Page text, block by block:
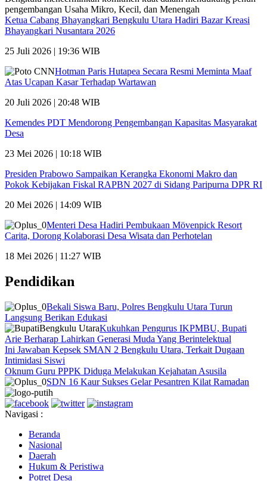
Ketua Cabang Bhayangkari Bengkulu Utara Hadiri Bazar Kreasi
Bhayangkari Nusantara 2026
25 Juli 2026 | 19:36 WIB
Hotman Paris Hutapea Secara Resmi Meminta Maaf
Atas Ucapan Kasar Terhadap Wartawan
20 Juli 2026 | 20:48 WIB
Kemendes PDT Mendorong Pengembangan Kapasitas Masyarakat
Desa
23 Mei 2026 | 10:18 WIB
Presiden Prabowo Sampaikan Kerangka Ekonomi Makro dan
Pokok Kebijakan Fiskal RAPBN 2027 di Sidang Paripurna DPR RI
20 Mei 2026 | 14:09 WIB
Menteri Desa Hadiri Pembukaan Mövenpick Resort
Carita, Dorong Kolaborasi Desa Wisata dan Perhotelan
18 Mei 2026 | 11:27 WIB
Pendidikan
Bekali Siswa Baru, Polres Bengkulu Utara Turun
Langsung Berikan Edukasi
Kukuhkan Pengurus IKPMBU, Bupati
Arie Berharap Lahirkan Generasi Muda Yang Berintelektual
Ini Jawaban Kepsek SMAN 2 Bengkulu Utara, Terkait Dugaan
Intimidasi Siswi
Oknum Guru PPPK Diduga Melakukan Kejahatan Asusila
SDN 16 Kaur Sukses Gelar Pesantren Kilat Ramadan
Navigasi :
Beranda
Nasional
Daerah
Hukum & Peristiwa
Potret Desa